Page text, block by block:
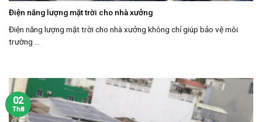
Điện năng lượng mặt trời cho nhà xưởng
Điện năng lượng mặt trời cho nhà xưởng không chỉ giúp bảo vệ môi
trường ...
02
Th8